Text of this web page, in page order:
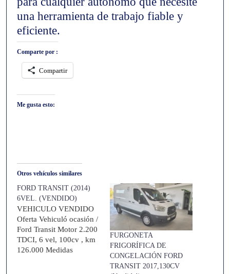
una herramienta de trabajo fiable y
eficiente.
Comparte por :
Compartir
Me gusta esto:
Otros vehículos similares
FORD TRANSIT (2014)
6VEL. (VENDIDO)
VEHICULO VENDIDO
Oferta Vehiculó ocasión /
Ford Transit Motor 2.200
TDCI, 6 vel, 100cv , km
126.000 Medidas
FURGONETA
FRIGORÍFICA DE
CONGELACIÓN FORD
TRANSIT 2017,130CV